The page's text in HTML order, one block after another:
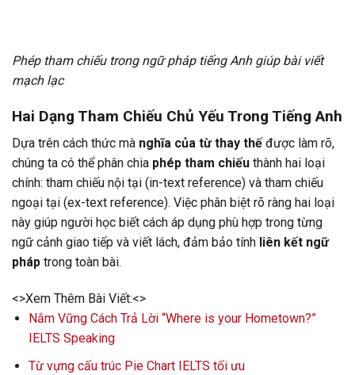
Phép tham chiếu trong ngữ pháp tiếng Anh giúp bài viết
mạch lạc
Hai Dạng Tham Chiếu Chủ Yếu Trong Tiếng Anh
Dựa trên cách thức mà nghĩa của từ thay thế được làm rõ,
chúng ta có thể phân chia phép tham chiếu thành hai loại
chính: tham chiếu nội tại (in-text reference) và tham chiếu
ngoại tại (ex-text reference). Việc phân biệt rõ ràng hai loại
này giúp người học biết cách áp dụng phù hợp trong từng
ngữ cảnh giao tiếp và viết lách, đảm bảo tính liên kết ngữ
pháp trong toàn bài.
<>Xem Thêm Bài Viết:<>
Nắm Vững Cách Trả Lời “Where is your Hometown?”
IELTS Speaking
Từ vựng cấu trúc Pie Chart IELTS tối ưu